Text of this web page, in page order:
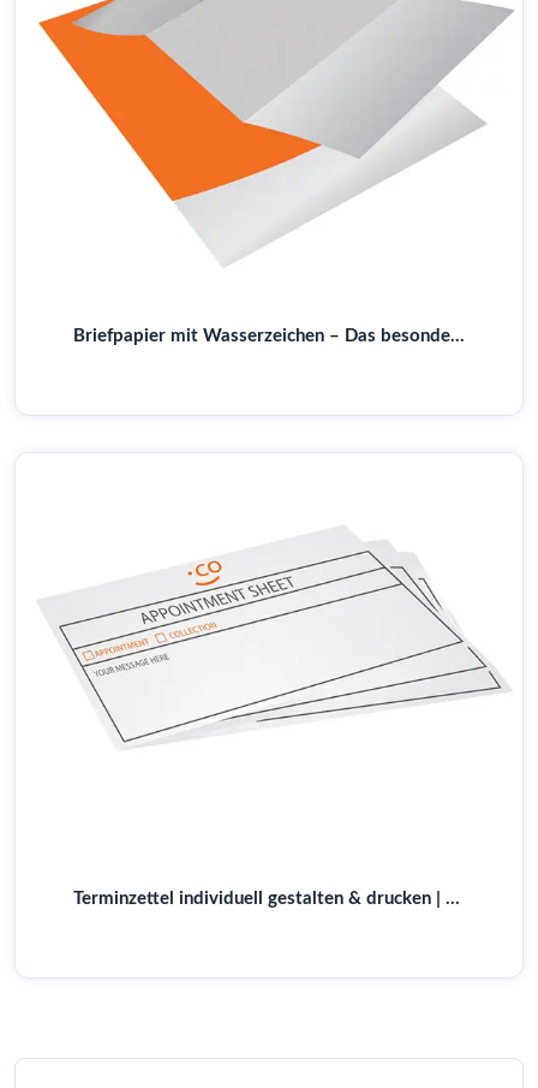
Briefpapier mit Wasserzeichen – Das besondere Detail für Ihre Geschäftspost | Jetzt online bestellen
Terminzettel individuell gestalten & drucken | Für Arztpraxen & mehr | Online bestellen